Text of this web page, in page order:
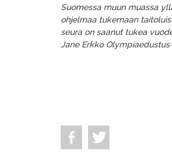
Suomessa muun muassa
ohjelmaa tukemaan
seura on saanut tukea
Jane Erkko